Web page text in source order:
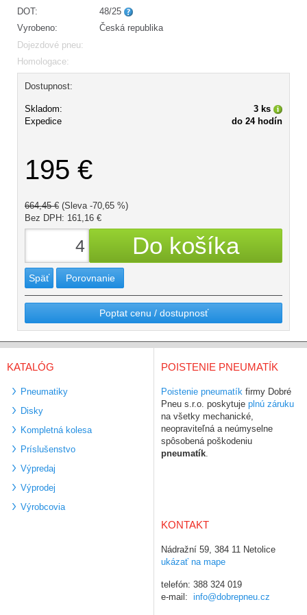
DOT:
48/25
Vyrobeno:
Česká republika
Dojezdové pneu:
Homologace:
Dostupnost:
Skladom:
3 ks
Expedice
do 24 hodín
195 €
664,45 € (Sleva -70,65 %)
Bez DPH: 161,16 €
Späť Porovnanie
Poptat cenu / dostupnosť
KATALÓG
Pneumatiky
Disky
Kompletná kolesa
Príslušenstvo
Výpredaj
Výprodej
Výrobcovia
POISTENIE PNEUMATÍK
Poistenie pneumatík firmy Dobré
Pneu s.r.o. poskytuje plnú záruku
na všetky mechanické,
neopraviteľná a neúmyselne
spôsobená poškodeniu
pneumatík
KONTAKT
Nádražní 59, 384 11 Netolice
ukázať na mape
telefón: 388 324 019
e-mail: info@dobrepneu.cz